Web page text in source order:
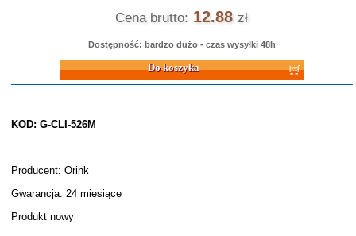
Cena brutto: 12.88 zł
Dostępność: bardzo dużo - czas wysyłki 48h
Do koszyka
KOD: G-CLI-526M
Producent: Orink
Gwarancja: 24 miesiące
Produkt nowy